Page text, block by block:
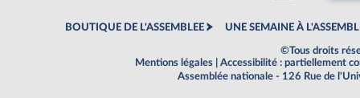
BOUTIQUE DE L'ASSEMBLEE UNE SEMAINE À
©Tous droits
Mentions légales
Accessibilité : partiellement
Assemblée nationale - 126 Rue de